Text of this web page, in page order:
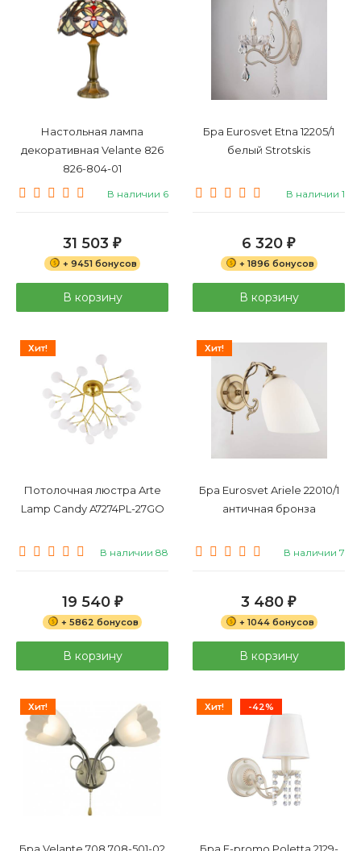
Настольная лампа
декоративная Velante 826
826-804-01
В наличии 6
31 503 ₽
+ 9451 бонусов
В корзину
Бра Eurosvet Etna 12205/1
белый Strotskis
В наличии 1
6 320 ₽
+ 1896 бонусов
В корзину
Хит!
Потолочная люстра Arte
Lamp Candy A7274PL-27GO
В наличии 88
19 540 ₽
+ 5862 бонусов
В корзину
Хит!
Бра Eurosvet Ariele 22010/1
античная бронза
В наличии 7
3 480 ₽
+ 1044 бонусов
В корзину
Хит!
Бра Velante 708 708-501-02
Хит! -42%
Бра F-promo Poletta 2129-